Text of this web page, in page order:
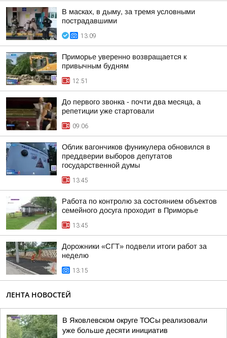
В масках, в дыму, за тремя условными
пострадавшими
13:09
Приморье уверенно возвращается к
привычным будням
12:51
До первого звонка - почти два месяца, а
репетиции уже стартовали
09:06
Облик вагончиков фуникулера обновился в
преддверии выборов депутатов
государственной думы
13:45
Работа по контролю за состоянием объектов
семейного досуга проходит в Приморье
13:45
Дорожники «СГТ» подвели итоги работ за
неделю
13:15
ЛЕНТА НОВОСТЕЙ
В Яковлевском округе ТОСы реализовали
уже больше десяти инициатив